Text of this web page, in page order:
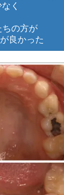
く
の方が
良かった